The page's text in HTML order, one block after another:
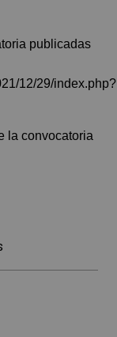
publicadas
12/29/index.php?
la convocatoria